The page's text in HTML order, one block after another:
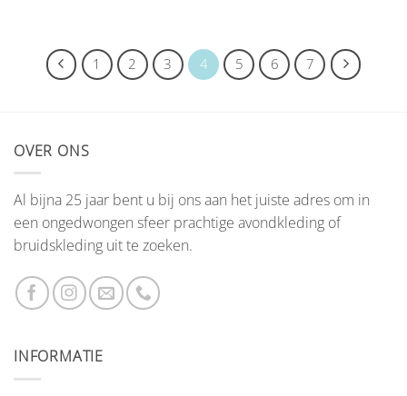
1 2 3 4 5 6 7
OVER ONS
Al bijna 25 jaar bent u bij ons aan het juiste adres om in
een ongedwongen sfeer prachtige avondkleding of
bruidskleding uit te zoeken.
INFORMATIE